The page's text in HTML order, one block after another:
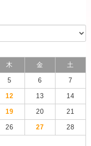
木 金 土
5 6 7
12 13 14
19 20 21
26 27 28